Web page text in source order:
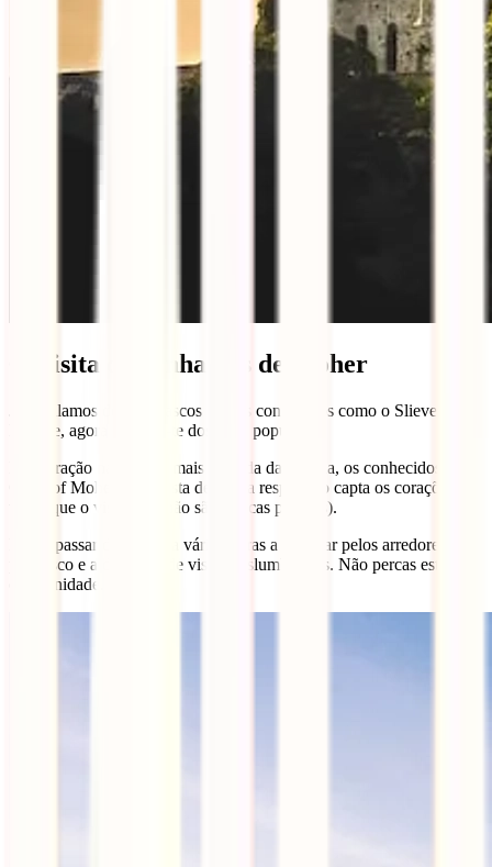
6. Visita os Penhascos de Moher
Já te falamos dos penhascos menos conhecidos como o Slieve
League, agora falamos-te dos mais populares.
Esta atração natural é a mais visitada da Irlanda, os conhecidos The
Cliffs of Moher. Esta vista de tirar a respiração capta os corações de
todos que o visitam (e não são poucas pessoas).
Podes passar de 1 hora a várias horas a vaguear pelos arredores do
penhasco e a desfrutar de vistas deslumbrantes. Não percas esta
oportunidade.